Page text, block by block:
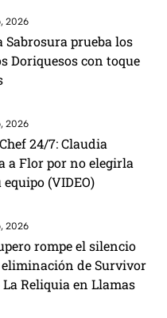
2026
Sabrosura prueba los
Doriquesos con toque
2026
24/7: Claudia
a Flor por no elegirla
(VIDEO)
2026
rompe el silencio
de Survivor
Reliquia en Llamas